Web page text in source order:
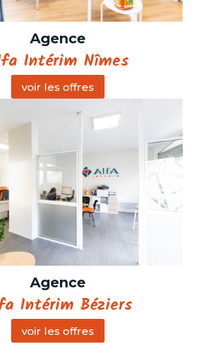
Agence
Intérim Nîmes
voir les offres
Agence
Intérim Béziers
voir les offres